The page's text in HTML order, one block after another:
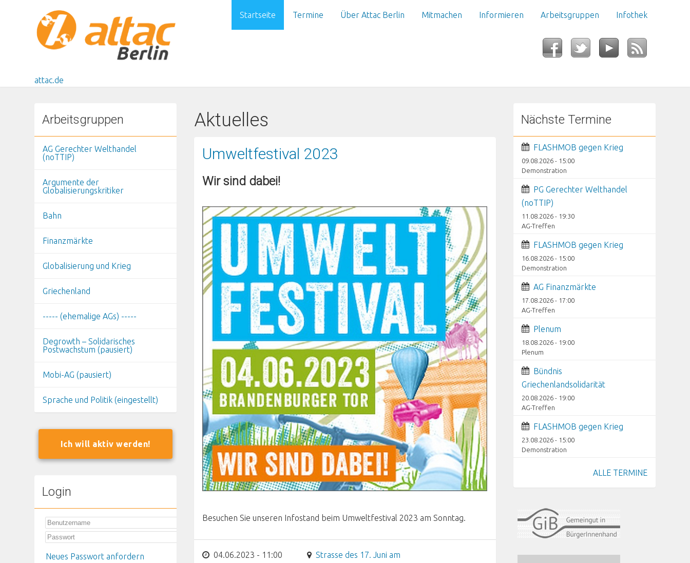
attac.de
Startseite Termine Über Attac Berlin Mitmachen Informieren Arbeitsgruppen Infothek
Aktuelles
Umweltfestival 2023
Wir sind dabei!
Besuchen Sie unseren Infostand beim Umweltfestival 2023 am Sonntag.
04.06.2023 - 11:00
Strasse des 17. Juni am
Arbeitsgruppen
AG Gerechter Welthandel
(noTTIP)
Argumente der
Globalisierungskritiker
Bahn
Finanzmärkte
Globalisierung und Krieg
Griechenland
----- (ehemalige AGs) -----
Degrowth – Solidarisches
Postwachstum (pausiert)
Mobi-AG (pausiert)
Sprache und Politik (eingestellt)
Ich will aktiv werden!
Login
Neues Passwort anfordern
Nächste Termine
FLASHMOB gegen Krieg
09.08.2026 - 15:00
Demonstration
PG Gerechter Welthandel
(noTTIP)
11.08.2026 - 19:30
AG-Treffen
FLASHMOB gegen Krieg
16.08.2026 - 15:00
Demonstration
AG Finanzmärkte
17.08.2026 - 17:00
AG-Treffen
Plenum
18.08.2026 - 19:00
Plenum
Bündnis
Griechenlandsolidarität
20.08.2026 - 19:00
AG-Treffen
FLASHMOB gegen Krieg
23.08.2026 - 15:00
Demonstration
ALLE TERMINE